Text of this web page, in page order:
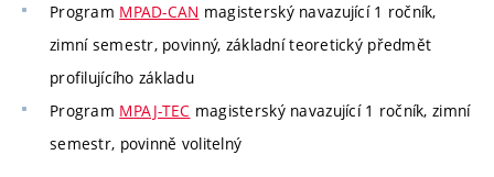
Program MPAD-CAN magisterský navazující 1 ročník,
zimní semestr, povinný, základní teoretický předmět
profilujícího základu
Program MPAJ-TEC magisterský navazující 1 ročník, zimní
semestr, povinně volitelný